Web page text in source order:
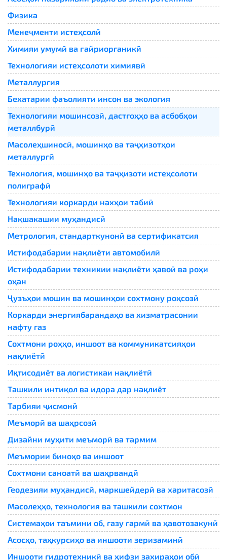
Физика
Менеҷменти истеҳсолӣ
Химияи умумӣ ва ғайриорганикӣ
Технологияи истеҳсолоти химиявӣ
Металлургия
Бехатарии фаъолияти инсон ва экология
Технологияи мошинсозӣ, дастгоҳҳо ва асбобҳои
металлбурӣ
Масолеҳшиносӣ, мошинҳо ва таҷҳизотҳои
металлургӣ
Технология, мошинҳо ва таҷҳизоти истеҳсолоти
полиграфӣ
Технологияи коркарди нахҳои табиӣ
Нақшакашии муҳандисӣ
Метрология, стандарткунонӣ ва сертификатсия
Истифодабарии нақлиёти автомобилӣ
Истифодабарии техникии нақлиёти ҳавоӣ ва роҳи
оҳан
Ҷузъҳои мошин ва мошинҳои сохтмону роҳсозӣ
Коркарди энергиябарандаҳо ва хизматрасонии
нафту газ
Сохтмони роҳҳо, иншоот ва коммуникатсияҳои
нақлиётӣ
Иқтисодиёт ва логистикаи нақлиётӣ
Ташкили интиқол ва идора дар нақлиёт
Тарбияи ҷисмонӣ
Меъморӣ ва шаҳрсозӣ
Дизайни муҳити меъморӣ ва тармим
Меъмории биноҳо ва иншоот
Сохтмони саноатӣ ва шаҳрвандӣ
Геодезияи муҳандисӣ, маркшейдерӣ ва харитасозӣ
Масолеҳҳо, технология ва ташкили сохтмон
Системаҳои таъмини об, газу гармӣ ва ҳавотозакунӣ
Асосҳо, таҳкурсиҳо ва иншооти зеризаминӣ
Иншооти гидротехникӣ ва ҳифзи захираҳои обӣ